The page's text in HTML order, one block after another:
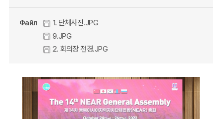
Файл
1. 단체사진.JPG
9.JPG
2. 회의장 전경.JPG